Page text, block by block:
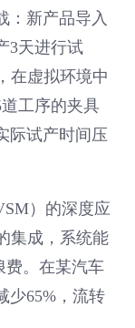
：新产品导入
3天进行试
在虚拟环境中
工序的夹具
际试产时间压
）的深度应
集成，系统能
费。在某汽车
少65%，流转